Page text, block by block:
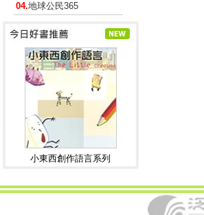
04.地球公民365
小東西創作語言系列